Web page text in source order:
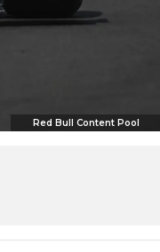
Red Bull Content Pool